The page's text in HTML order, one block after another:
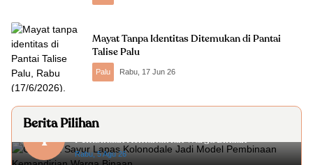
Mayat Tanpa Identitas Ditemukan di Pantai
Talise Palu
Palu Rabu, 17 Jun 26
Berita Pilihan
1
Gerobak Sayur Lapas Kolonodale Jadi Model
Pembinaan Kemandirian Warga Binaan
Rabu, 5 Agu 26